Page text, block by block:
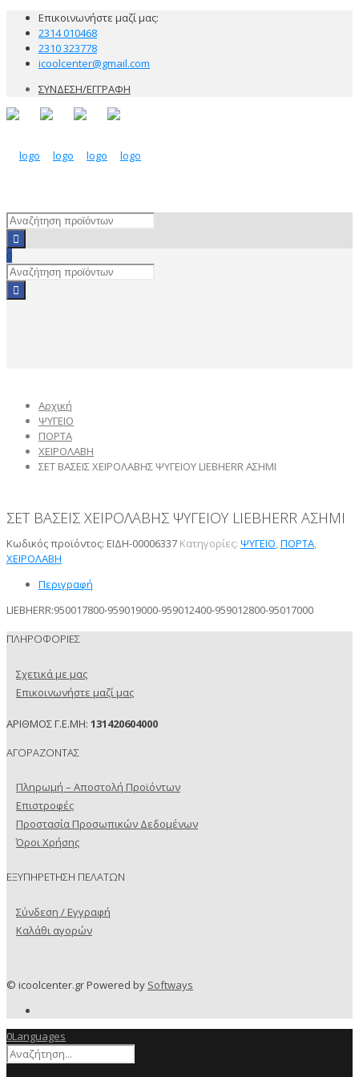
Επικοινωνήστε μαζί μας:
2314 010468
2310 323778
icoolcenter@gmail.com
ΣΥΝΔΕΣΗ/ΕΓΓΡΑΦΗ
0
Αρχική
ΨΥΓΕΙΟ
ΠΟΡΤΑ
ΧΕΙΡΟΛΑΒΗ
ΣET ΒΑΣΕΙΣ ΧΕΙΡΟΛΑΒΗΣ ΨΥΓΕΙΟΥ LIEBHERR ΑΣΗΜΙ
ΣET ΒΑΣΕΙΣ ΧΕΙΡΟΛΑΒΗΣ ΨΥΓΕΙΟΥ LIEBHERR ΑΣΗΜΙ
Κωδικός προϊόντος: ΕΙΔΗ-00006337 Κατηγορίες: ΨΥΓΕΙΟ,ΠΟΡΤΑ,
ΧΕΙΡΟΛΑΒΗ
Περιγραφή
LIEBHERR:950017800-959019000-959012400-959012800-95017000
ΠΛΗΡΟΦΟΡΙΕΣ
Σχετικά με μας
Επικοινωνήστε μαζί μας
ΑΡΙΘΜΟΣ Γ.Ε.ΜΗ: 131420604000
ΑΓΟΡΑΖΟΝΤΑΣ
Πληρωμή – Αποστολή Προϊόντων
Επιστροφές
Προστασία Προσωπικών Δεδομένων
Όροι Χρήσης
ΕΞΥΠΗΡΕΤΗΣΗ ΠΕΛΑΤΩΝ
Σύνδεση / Εγγραφή
Καλάθι αγορών
© icoolcenter.gr Powered by Softways
0Languages